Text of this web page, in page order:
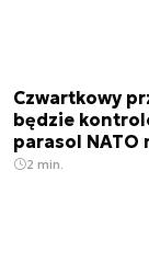
Czwartkowy
będzie
parasol NATO
2 min.